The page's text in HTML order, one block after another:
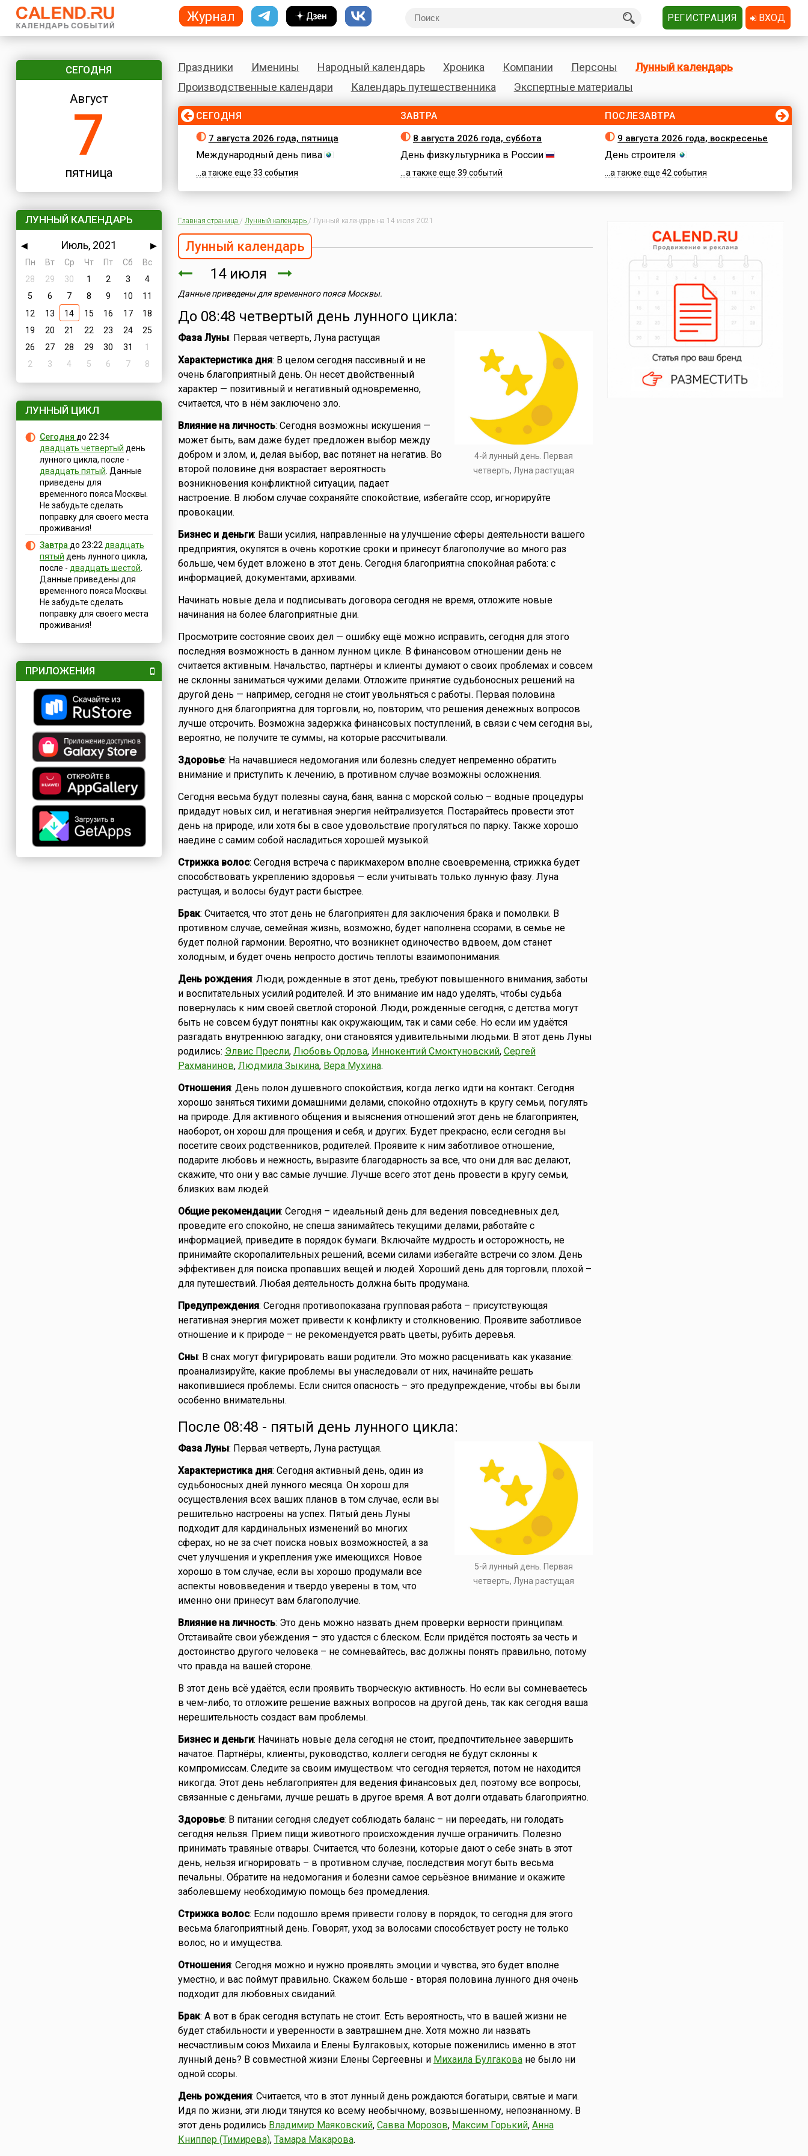
СЕГОДНЯ
Август
7
пятница
ЛУННЫЙ КАЛЕНДАРЬ
◀ Июль, 2021
▶
Пн
Вт Ср Чт Пт Сб
Вс
28
29 30 1 2 3
4
5
6 7 8 9 10
11
12
13 14 15 16 17
18
19
20 21 22 23 24
25
26
27 28 29 30 31
1
2
3 4 5 6 7 8
ЛУННЫЙ ЦИКЛ
Сегодня до 22:34
двадцать четвертый день
лунного цикла, после -
двадцать пятый . Данные
приведены для
временного пояса Москвы.
Не забудьте сделать
поправку для своего места
проживания!
Завтра до 23:22 двадцать
пятый день лунного цикла,
после - двадцать шестой
Данные приведены для
временного пояса Москвы.
Не забудьте сделать
поправку для своего места
проживания!
ПРИЛОЖЕНИЯ
Праздники Именины Народный календарь Хроника Компании Персоны
Лунный календарь
Производственные календари
Календарь путешественника Экспертные материалы
СЕГОДНЯ
7 августа 2026 года, пятница
Международный день пива
...а также еще 33 события
ЗАВТРА
8 августа 2026 года, суббота
День физкультурника в России
...а также еще 39 событий
ПОСЛЕЗАВТРА
9 августа 2026 года, воскресенье
День строителя
...а также еще 42 события
Главная страница / Лунный календарь / Лунный календарь на 14 июля 2021
Лунный календарь
14 июля
Данные приведены для временного пояса Москвы.
До 08:48 четвертый день лунного цикла:
4-й лунный день. Первая
четверть, Луна растущая
Фаза Луны: Первая четверть, Луна растущая
Характеристика дня: В целом сегодня пассивный и не
очень благоприятный день. Он несет двойственный
характер — позитивный и негативный одновременно,
считается, что в нём заключено зло.
Влияние на личность: Сегодня возможны искушения —
может быть, вам даже будет предложен выбор между
добром и злом, и, делая выбор, вас потянет на негатив. Во
второй половине дня возрастает вероятность
возникновения конфликтной ситуации, падает
настроение. В любом случае сохраняйте спокойствие, избегайте ссор, игнорируйте
провокации.
Бизнес и деньги: Ваши усилия, направленные на улучшение сферы деятельности вашего
предприятия, окупятся в очень короткие сроки и принесут благополучие во много раз
больше, чем будет вложено в этот день. Сегодня благоприятна спокойная работа: с
информацией, документами, архивами.
Начинать новые дела и подписывать договора сегодня не время, отложите новые
начинания на более благоприятные дни.
Просмотрите состояние своих дел — ошибку ещё можно исправить, сегодня для этого
последняя возможность в данном лунном цикле. В финансовом отношении день не
считается активным. Начальство, партнёры и клиенты думают о своих проблемах и совсем
не склонны заниматься чужими делами. Отложите принятие судьбоносных решений на
другой день — например, сегодня не стоит увольняться с работы. Первая половина
лунного дня благоприятна для торговли, но, повторим, что решения денежных вопросов
лучше отсрочить. Возможна задержка финансовых поступлений, в связи с чем сегодня вы,
вероятно, не получите те суммы, на которые рассчитывали.
Здоровье: На начавшиеся недомогания или болезнь следует непременно обратить
внимание и приступить к лечению, в противном случае возможны осложнения.
Сегодня весьма будут полезны сауна, баня, ванна с морской солью – водные процедуры
придадут новых сил, и негативная энергия нейтрализуется. Постарайтесь провести этот
день на природе, или хотя бы в свое удовольствие прогуляться по парку. Также хорошо
наедине с самим собой насладиться хорошей музыкой.
Стрижка волос: Сегодня встреча с парикмахером вполне своевременна, стрижка будет
способствовать укреплению здоровья — если учитывать только лунную фазу. Луна
растущая, и волосы будут расти быстрее.
Брак: Считается, что этот день не благоприятен для заключения брака и помолвки. В
противном случае, семейная жизнь, возможно, будет наполнена ссорами, в семье не
будет полной гармонии. Вероятно, что возникнет одиночество вдвоем, дом станет
холодным, и будет очень непросто достичь теплоты взаимопонимания.
День рождения: Люди, рожденные в этот день, требуют повышенного внимания, заботы
и воспитательных усилий родителей. И это внимание им надо уделять, чтобы судьба
повернулась к ним своей светлой стороной. Люди, рожденные сегодня, с детства могут
быть не совсем будут понятны как окружающим, так и сами себе. Но если им удаётся
разгадать внутреннюю загадку, они становятся удивительными людьми. В этот день Луны
родились: Элвис Пресли, Любовь Орлова, Иннокентий Смоктуновский, Сергей
Рахманинов, Людмила Зыкина, Вера Мухина.
Отношения: День полон душевного спокойствия, когда легко идти на контакт. Сегодня
хорошо заняться тихими домашними делами, спокойно отдохнуть в кругу семьи, погулять
на природе. Для активного общения и выяснения отношений этот день не благоприятен,
наоборот, он хорош для прощения и себя, и других. Будет прекрасно, если сегодня вы
посетите своих родственников, родителей. Проявите к ним заботливое отношение,
подарите любовь и нежность, выразите благодарность за все, что они для вас делают,
скажите, что они у вас самые лучшие. Лучше всего этот день провести в кругу семьи,
близких вам людей.
Общие рекомендации: Сегодня – идеальный день для ведения повседневных дел,
проведите его спокойно, не спеша занимайтесь текущими делами, работайте с
информацией, приведите в порядок бумаги. Включайте мудрость и осторожность, не
принимайте скоропалительных решений, всеми силами избегайте встречи со злом. День
эффективен для поиска пропавших вещей и людей. Хороший день для торговли, плохой –
для путешествий. Любая деятельность должна быть продумана.
Предупреждения: Сегодня противопоказана групповая работа – присутствующая
негативная энергия может привести к конфликту и столкновению. Проявите заботливое
отношение и к природе – не рекомендуется рвать цветы, рубить деревья.
Сны: В снах могут фигурировать ваши родители. Это можно расценивать как указание:
проанализируйте, какие проблемы вы унаследовали от них, начинайте решать
накопившиеся проблемы. Если снится опасность – это предупреждение, чтобы вы были
особенно внимательны.
После 08:48 - пятый день лунного цикла:
5-й лунный день. Первая
четверть, Луна растущая
Фаза Луны: Первая четверть, Луна растущая.
Характеристика дня: Сегодня активный день, один из
судьбоносных дней лунного месяца. Он хорош для
осуществления всех ваших планов в том случае, если вы
решительно настроены на успех. Пятый день Луны
подходит для кардинальных изменений во многих
сферах, но не за счет поиска новых возможностей, а за
счет улучшения и укрепления уже имеющихся. Новое
хорошо в том случае, если вы хорошо продумали все
аспекты нововведения и твердо уверены в том, что
именно они принесут вам благополучие.
Влияние на личность: Это день можно назвать днем проверки верности принципам.
Отстаивайте свои убеждения – это удастся с блеском. Если придётся постоять за честь и
достоинство другого человека – не сомневайтесь, вас должны понять правильно, потому
что правда на вашей стороне.
В этот день всё удаётся, если проявить творческую активность. Но если вы сомневаетесь
в чем-либо, то отложите решение важных вопросов на другой день, так как сегодня ваша
нерешительность создаст вам проблемы.
Бизнес и деньги: Начинать новые дела сегодня не стоит, предпочтительнее завершить
начатое. Партнёры, клиенты, руководство, коллеги сегодня не будут склонны к
компромиссам. Следите за своим имуществом: что сегодня теряется, потом не находится
никогда. Этот день неблагоприятен для ведения финансовых дел, поэтому все вопросы,
связанные с деньгами, лучше решать в другое время. А вот долги отдавать благоприятно.
Здоровье: В питании сегодня следует соблюдать баланс – ни переедать, ни голодать
сегодня нельзя. Прием пищи животного происхождения лучше ограничить. Полезно
принимать травяные отвары. Считается, что болезни, которые дают о себе знать в этот
день, нельзя игнорировать – в противном случае, последствия могут быть весьма
печальны. Обратите на недомогания и болезни самое серьёзное внимание и окажите
заболевшему необходимую помощь без промедления.
Стрижка волос: Если подошло время привести голову в порядок, то сегодня для этого
весьма благоприятный день. Говорят, уход за волосами способствует росту не только
волос, но и имущества.
Отношения: Сегодня можно и нужно проявлять эмоции и чувства, это будет вполне
уместно, и вас поймут правильно. Скажем больше - вторая половина лунного дня очень
подходит для любовных свиданий.
Брак: А вот в брак сегодня вступать не стоит. Есть вероятность, что в вашей жизни не
будет стабильности и уверенности в завтрашнем дне. Хотя можно ли назвать
несчастливым союз Михаила и Елены Булгаковых, которые поженились именно в этот
лунный день? В совместной жизни Елены Сергеевны и Михаила Булгаковане было ни
одной ссоры.
День рождения: Считается, что в этот лунный день рождаются богатыри, святые и маги.
Идя по жизни, эти люди тянутся ко всему необычному, возвышенному, непознанному. В
этот день родились Владимир Маяковский, Савва Морозов, Максим Горький, Анна
Книппер (Тимирева), Тамара Макарова.
Журнал РЕГИСТРАЦИЯ ВХОД